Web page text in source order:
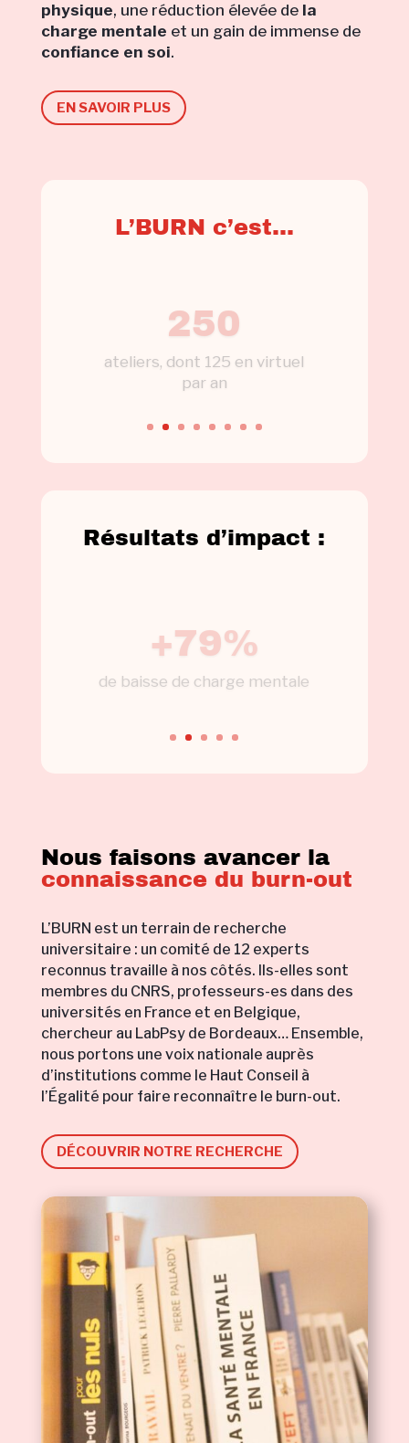
physique, une réduction élevée de la
charge mentale et un gain de immense de
confiance en soi.
EN SAVOIR PLUS
L’BURN c’est…
250
par an
Résultats d’impact :
+79%
Nous faisons avancer la
connaissance du burn-out
L’BURN est un terrain de recherche
universitaire : un comité de 12 experts
reconnus travaille à nos côtés. Ils-elles sont
membres du CNRS, professeurs-es dans des
universités en France et en Belgique,
chercheur au LabPsy de Bordeaux… Ensemble,
nous portons une voix nationale auprès
d’institutions comme le Haut Conseil à
l’Égalité pour faire reconnaître le burn-out.
DÉCOUVRIR NOTRE RECHERCHE